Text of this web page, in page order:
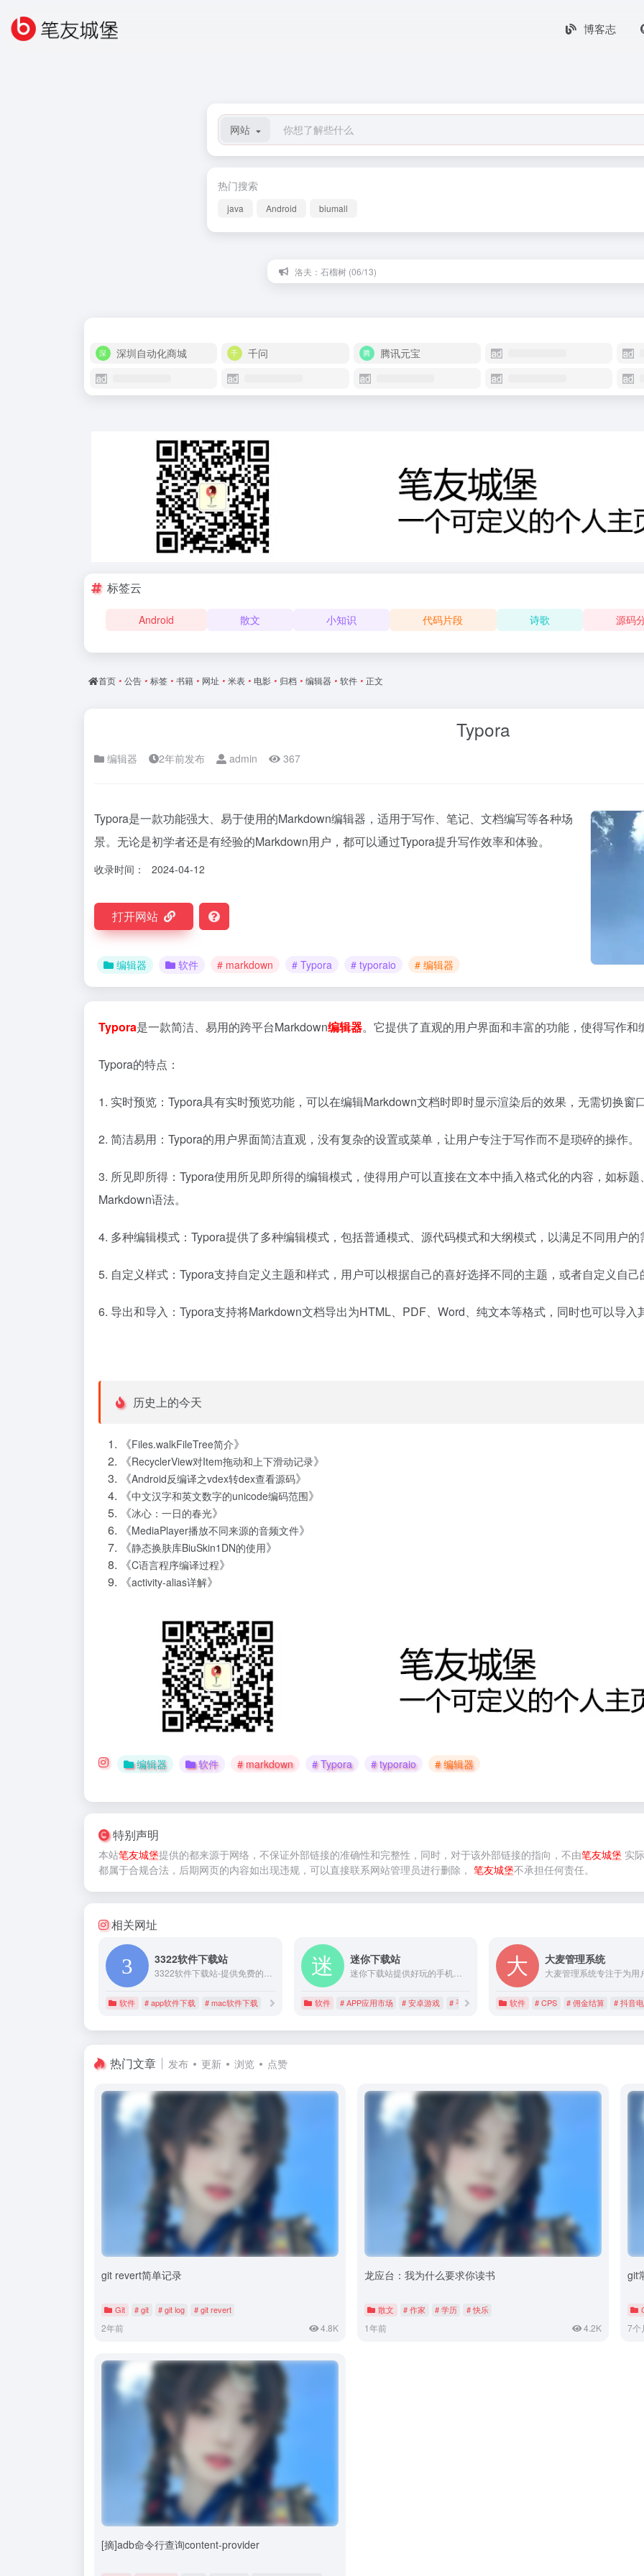
博客志
网站
热门搜索
java Android biumall
洛夫：石榴树 (06/13)
深圳自动化商城 千问 腾讯元宝
标签云
Android 散文 小知识 代码片段 诗歌 源码
首页 • 公告 • 标签 • 书籍 • 网址 • 米表 • 电影 • 归档 • 编辑器 • 软件 • 正文
Typora
编辑器 2年前发布 admin 367
Typora是一款功能强大、易于使用的Markdown编辑器，适用于写作、笔记、文档编写等各种场
景。无论是初学者还是有经验的Markdown用户，都可以通过Typora提升写作效率和体验。
收录时间： 2024-04-12
打开网站
编辑器 软件 # markdown # Typora # typoraio # 编辑器
Typora是一款简洁、易用的跨平台Markdown编辑器。它提供了直观的用户界面和丰富的功能，使得写作
Typora的特点：
1. 实时预览：Typora具有实时预览功能，可以在编辑Markdown文档时即时显示渲染后的效果，无需切换窗
2. 简洁易用：Typora的用户界面简洁直观，没有复杂的设置或菜单，让用户专注于写作而不是琐碎的操作。
3. 所见即所得：Typora使用所见即所得的编辑模式，使得用户可以直接在文本中插入格式化的内容，如标
Markdown语法。
4. 多种编辑模式：Typora提供了多种编辑模式，包括普通模式、源代码模式和大纲模式，以满足不同用户的
5. 自定义样式：Typora支持自定义主题和样式，用户可以根据自己的喜好选择不同的主题，或者自定义自己
6. 导出和导入：Typora支持将Markdown文档导出为HTML、PDF、Word、纯文本等格式，同时也可以导
历史上的今天
《Files.walkFileTree简介》
《RecyclerView对Item拖动和上下滑动记录》
《Android反编译之vdex转dex查看源码》
《中文汉字和英文数字的unicode编码范围》
《冰心：一日的春光》
《MediaPlayer播放不同来源的音频文件》
《静态换肤库BiuSkin1DN的使用》
《C语言程序编译过程》
《activity-alias详解》
编辑器 软件 # markdown # Typora # typoraio # 编辑器
特别声明
本站笔友城堡提供的都来源于网络，不保证外部链接的准确性和完整性，同时，对于该外部链接的指向，不由笔友城堡 实
都属于合规合法，后期网页的内容如出现违规，可以直接联系网站管理员进行删除， 笔友城堡不承担任何责任。
相关网址
3322软件下载站
软件 # app软件下载 # mac软件下载 # 电脑软件下载
迷你下载站
迷你下载站提供好玩的手机游戏下载,免费安卓软件,手机APP应用下载,全年不间断更新,带来全面的游戏软件APP下载内容,更有热门攻略教程,打造综合性手机下载平台.
软件 # APP应用市场 # 安卓游戏 # 手机游戏下载
大麦管理系统
软件 # CPS # 佣金结算 # 抖音
热门文章 发布 更新 浏览 点赞
git revert简单记录
Git # git # git log # git revert
2年前 4.8K
龙应台：我为什么要求你读书
散文 # 作家 # 学历 # 快乐
1年前 4.2K
git
7个
[摘]adb命令行查询content-provider